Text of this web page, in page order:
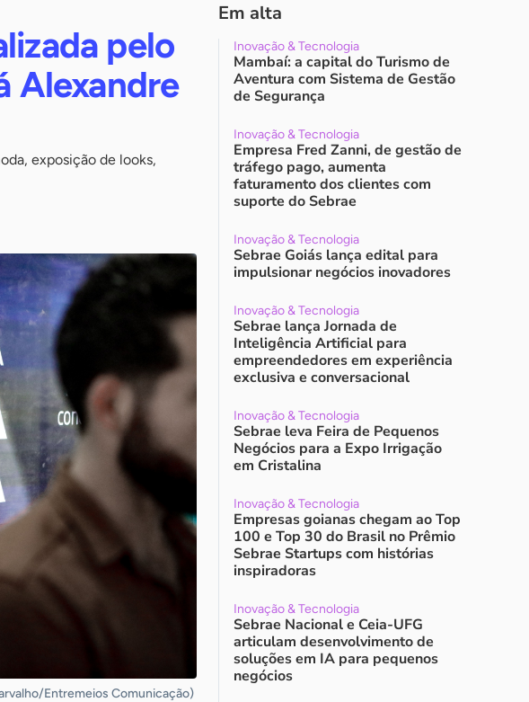
pelo
Alexandre
exposição de looks,
Entremeios Comunicação)
Em alta
Inovação & Tecnologia
Mambaí: a capital do Turismo de
Aventura com Sistema de Gestão
de Segurança
Inovação & Tecnologia
Empresa Fred Zanni, de gestão de
tráfego pago, aumenta
faturamento dos clientes com
suporte do Sebrae
Inovação & Tecnologia
Sebrae Goiás lança edital para
impulsionar negócios inovadores
Inovação & Tecnologia
Sebrae lança Jornada de
Inteligência Artificial para
empreendedores em experiência
exclusiva e conversacional
Inovação & Tecnologia
Sebrae leva Feira de Pequenos
Negócios para a Expo Irrigação
em Cristalina
Inovação & Tecnologia
Empresas goianas chegam ao Top
100 e Top 30 do Brasil no Prêmio
Sebrae Startups com histórias
inspiradoras
Inovação & Tecnologia
Sebrae Nacional e Ceia-UFG
articulam desenvolvimento de
soluções em IA para pequenos
negócios